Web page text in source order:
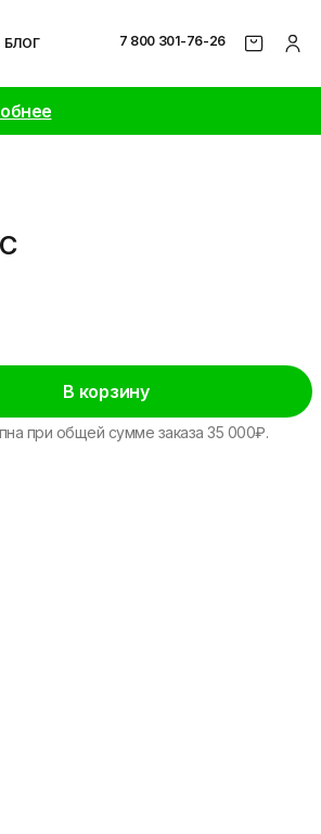
БЛОГ 7 800 301-76-26
В корзину
при общей сумме заказа 35 000₽.